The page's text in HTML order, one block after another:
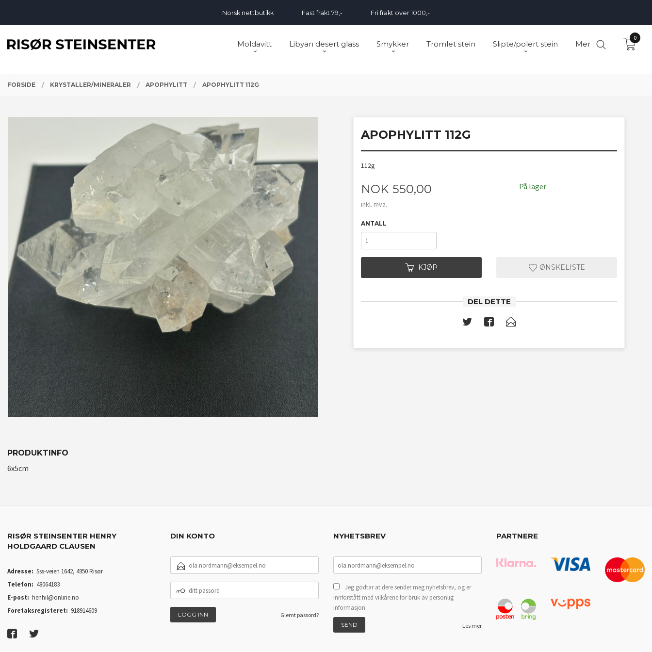
Norsk nettbutikk Fast frakt 79,- Fri frakt over 1000,-
Moldavitt Libyan desert glass Smykker Tromlet stein Slipte/polert stein Mer
0
FORSIDE KRYSTALLER/MINERALER APOPHYLITT APOPHYLITT 112G
APOPHYLITT 112G
112g
Pris
NOK 550,00
inkl. mva.
På lager
ANTALL
KJØP ØNSKELISTE
DEL DETTE
PRODUKTINFO
6x5cm
RISØR STEINSENTER HENRY
HOLDGAARD CLAUSEN
Adresse: Sss-veien 1642, 4950 Risør
Telefon: 48064183
E-post: henhil@online.no
Foretaksregisteret: 918914609
DIN KONTO
POSTADRESSE
PASSORD
Glemt passord?
NYHETSBREV
Jeg godtar at dere sender meg nyhetsbrev, og er
innforstått med vilkårene for bruk av personlig
informasjon
Les mer
PARTNERE